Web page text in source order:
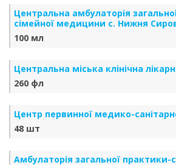
Центральна амбулаторія
сімейної медицини с. Нижня
100 мл
Центральна міська клінічна
260 фл
Центр первинної медико-
48 шт
Амбулаторія загальної практики-